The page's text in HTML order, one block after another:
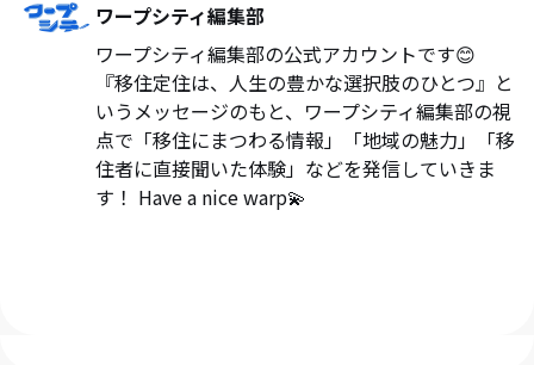
ワープシティ編集部
ワープシティ編集部の公式アカウントです😊
『移住定住は、人生の豊かな選択肢のひとつ』と
いうメッセージのもと、ワープシティ編集部の視
点で「移住にまつわる情報」「地域の魅力」「移
住者に直接聞いた体験」などを発信していきま
す！ Have a nice warp💫